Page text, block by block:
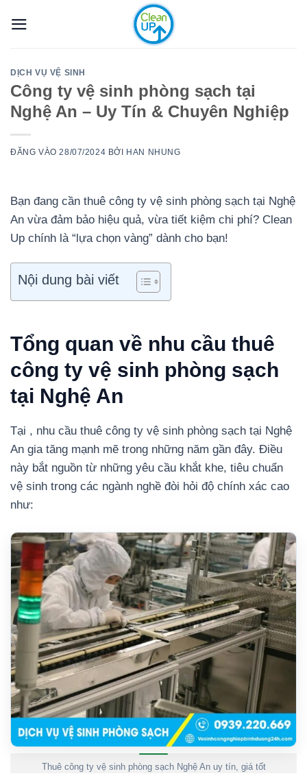
qua
DỊCH VỤ VỆ SINH
Công ty vệ sinh phòng sạch tại
Nghệ An – Uy Tín & Chuyên Nghiệp
ĐĂNG VÀO28/07/2024 BỞI HAN NHUNG
Bạn đang cần thuê công ty vệ sinh phòng sạch tại Nghệ
An vừa đảm bảo hiệu quả, vừa tiết kiệm chi phí? Clean
Up chính là “lựa chọn vàng” dành cho bạn!
Nội dung bài viết
Tổng quan về nhu cầu thuê
công ty vệ sinh phòng sạch
tại Nghệ An
Tại , nhu cầu thuê công ty vệ sinh phòng sạch tại Nghệ
An gia tăng mạnh mẽ trong những năm gần đây. Điều
này bắt nguồn từ những yêu cầu khắt khe, tiêu chuẩn
vệ sinh trong các ngành nghề đòi hỏi độ chính xác cao
như:
Thuê công ty vệ sinh phòng sạch Nghệ An uy tín, giá tốt